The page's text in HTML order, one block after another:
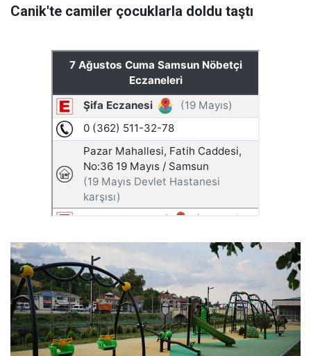
Canik'te camiler çocuklarla doldu taştı